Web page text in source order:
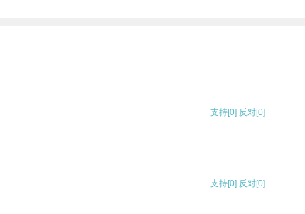
支持[0] 反对[0]
支持[0] 反对[0]